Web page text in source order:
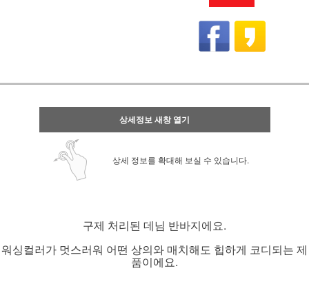
상세정보 새창 열기
상세 정보를 확대해 보실 수 있습니다.
구제 처리된 데님 반바지에요.
워싱컬러가 멋스러워 어떤 상의와 매치해도 힙하게 코디되는 제
품이에요.